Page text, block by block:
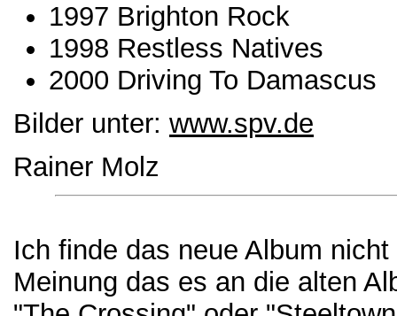
1997 Brighton Rock
1998 Restless Natives
2000 Driving To Damascus
Bilder unter: www.spv.de
Rainer Molz
Ich finde das neue Album
Meinung das es an die alten